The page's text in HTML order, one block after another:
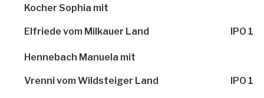
Kocher Sophia mit
Elfriede vom Milkauer Land IPO 1
Hennebach Manuela mit
Vrenni vom Wildsteiger Land IPO 1